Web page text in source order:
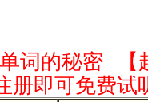
词的秘密
册即可免费试